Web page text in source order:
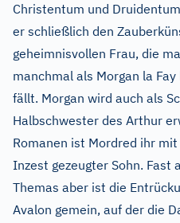
Christentum und
er schließlich den
geheimnisvollen Frau, die
manchmal als Morgan la
fällt. Morgan wird auch als
Halbschwester des Arthur
Romanen ist Mordred ihr
Inzest gezeugter Sohn. Fast
Themas aber ist die
Avalon gemein, auf der die